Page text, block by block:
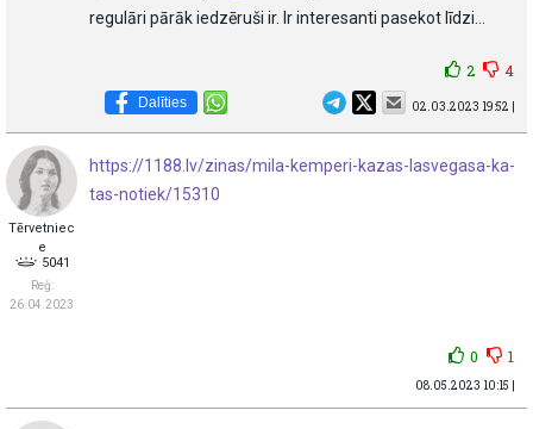
regulāri pārāk iedzēruši ir. Ir interesanti pasekot līdzi…
2 4
Dalīties 02.03.2023 19:52 |
Tērvetniec
e
5041
Reģ:
26.04.2023
https://1188.lv/zinas/mila-kemperi-kazas-lasvegasa-ka-
tas-notiek/15310
0 1
08.05.2023 10:15 |